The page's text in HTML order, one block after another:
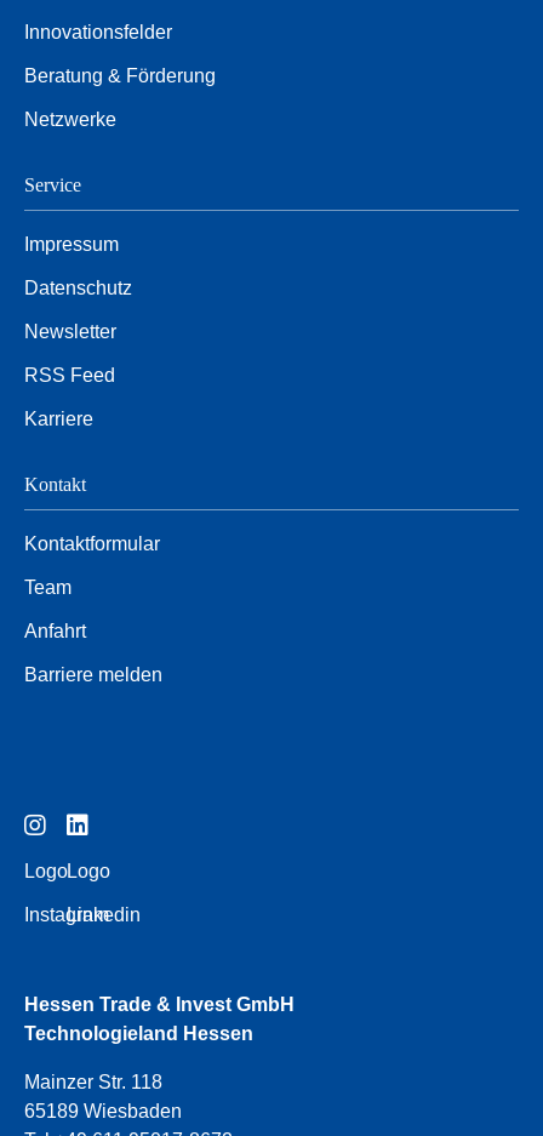
Innovationsfelder
Beratung & Förderung
Netzwerke
Service
Impressum
Datenschutz
Newsletter
RSS Feed
Karriere
Kontakt
Kontaktformular
Team
Anfahrt
Barriere melden
Logo
Instagram
Logo
Linkedin
Hessen Trade & Invest GmbH
Technologieland Hessen
Mainzer Str. 118
65189 Wiesbaden